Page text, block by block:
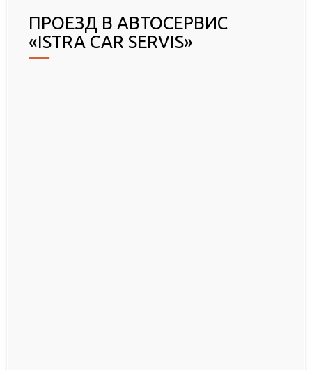
ПРОЕЗД В АВТОСЕРВИС
«ISTRA CAR SERVIS»